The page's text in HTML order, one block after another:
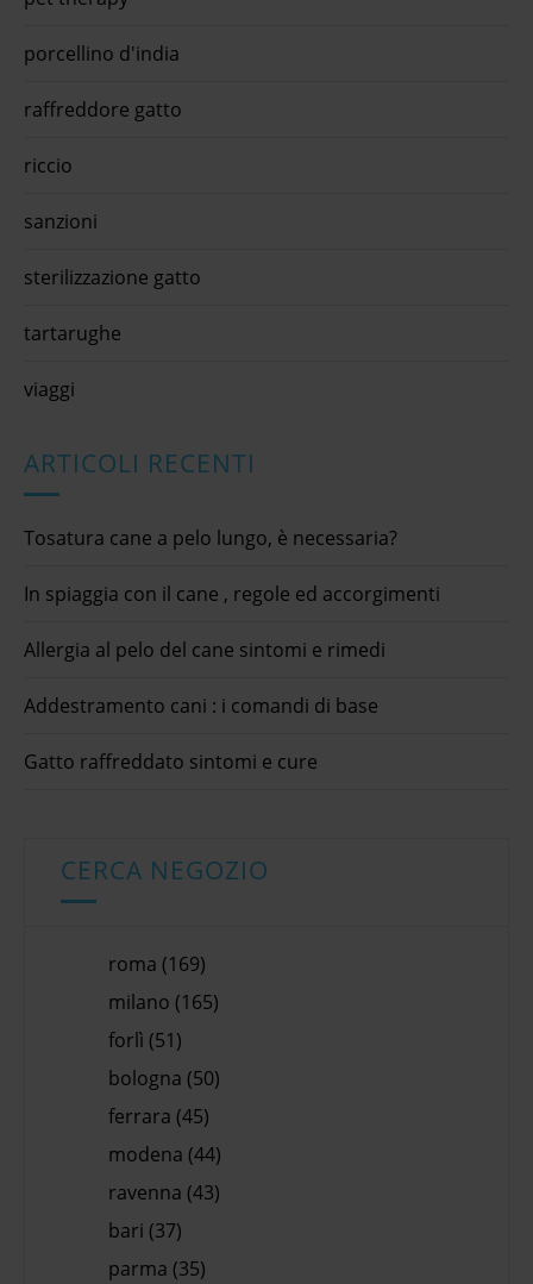
porcellino d'india
raffreddore gatto
riccio
sanzioni
sterilizzazione gatto
tartarughe
viaggi
ARTICOLI RECENTI
Tosatura cane a pelo lungo, è necessaria?
In spiaggia con il cane , regole ed accorgimenti
Allergia al pelo del cane sintomi e rimedi
Addestramento cani : i comandi di base
Gatto raffreddato sintomi e cure
CERCA NEGOZIO
roma (169)
milano (165)
forlì (51)
bologna (50)
ferrara (45)
modena (44)
ravenna (43)
bari (37)
parma (35)